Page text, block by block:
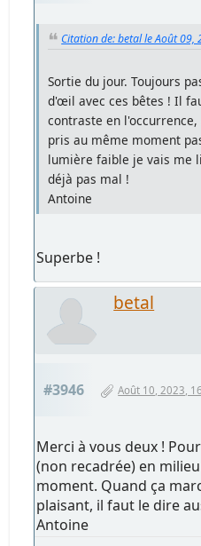
Citation de: betal le Août 09,
Sortie du jour. Toujours
d'œil avec ces bêtes ! Il
contraste en
pris au même moment
lumière faible je vais me
déjà pas mal !
Antoine
Superbe !
betal
#3946 Août 10, 2023,
Merci à vous deux !
(non recadrée) en
moment. Quand ça
plaisant, il faut le dire
Antoine